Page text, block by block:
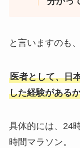
と言いますのも、
医者として、日
した経験がある
具体的には、24
時間マラソン。